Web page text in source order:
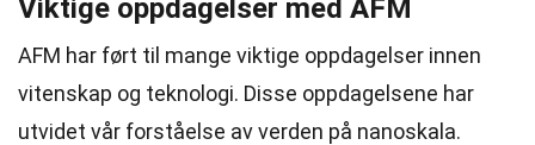
Viktige oppdagelser med AFM
AFM har ført til mange viktige oppdagelser innen
vitenskap og teknologi. Disse oppdagelsene har
utvidet vår forståelse av verden på nanoskala.